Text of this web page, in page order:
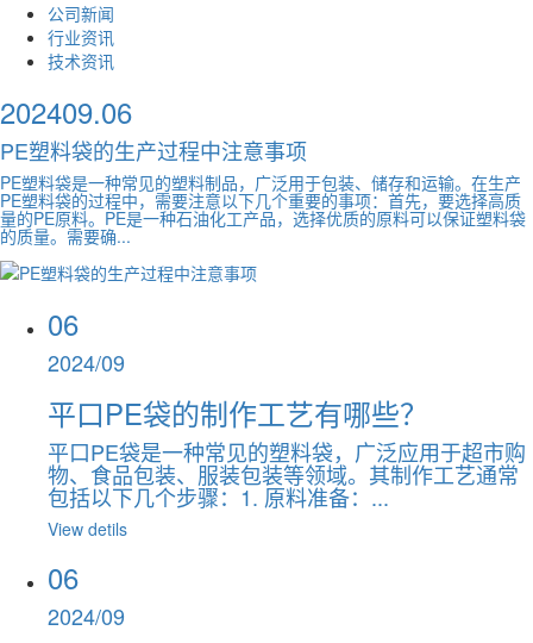
公司新闻
行业资讯
技术资讯
202409.06
PE塑料袋的生产过程中注意事项
PE塑料袋是一种常见的塑料制品，广泛用于包装、储存和运输。在生产
PE塑料袋的过程中，需要注意以下几个重要的事项：首先，要选择高质
量的PE原料。PE是一种石油化工产品，选择优质的原料可以保证塑料袋
的质量。需要确...
06
2024/09
平口PE袋的制作工艺有哪些？
平口PE袋是一种常见的塑料袋，广泛应用于超市购
物、食品包装、服装包装等领域。其制作工艺通常
包括以下几个步骤：1. 原料准备：...
View detils
06
2024/09